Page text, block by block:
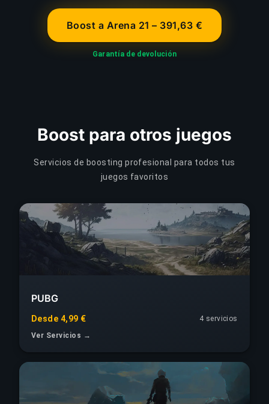
Boost a Arena 21 – 391,63 €
Garantía de devolución
Boost para otros juegos
Servicios de boosting profesional para todos tus
juegos favoritos
PUBG
Desde 4,99 €
4 servicios
Ver Servicios →